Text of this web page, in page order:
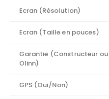
Ecran (Résolution)
Ecran (Taille en pouces)
Garantie (Constructeur ou
Olinn)
GPS (Oui/Non)